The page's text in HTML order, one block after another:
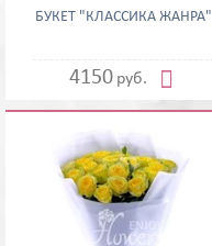
БУКЕТ "КЛАССИКА ЖАНРА"
4150 руб. 